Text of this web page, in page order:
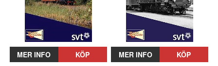
MER INFO KÖP MER INFO KÖP